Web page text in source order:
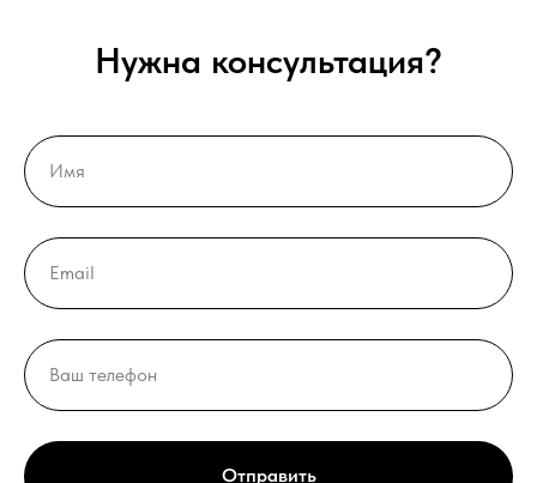
Нужна консультация?
Отправить